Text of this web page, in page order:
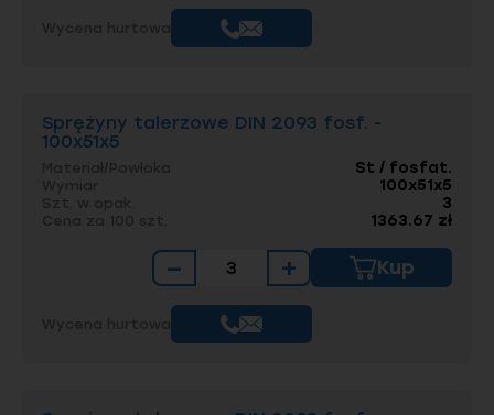
Sprężyny talerzowe DIN 2093 fosf. -
100x51x5
St / fosfat.
100x51x5
3
1363.67 zł
− + Kup